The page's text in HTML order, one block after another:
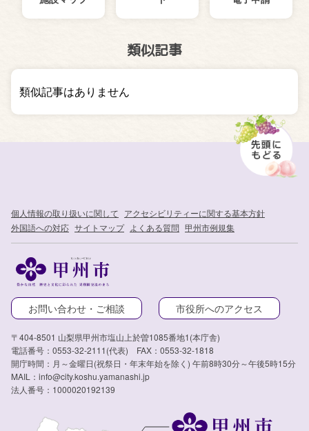
類似記事
類似記事はありません
個人情報の取り扱いに関して アクセシビリティーに関する基本方針
外国語への対応 サイトマップ よくある質問 甲州市例規集
お問い合わせ・ご相談 市役所へのアクセス
〒404-8501 山梨県甲州市塩山上於曽1085番地1(本庁舎)
電話番号：0553-32-2111(代表) FAX：0553-32-1818
開庁時間：月～金曜日(祝祭日・年末年始を除く) 午前8時30分～午後5時15分
MAIL：info@city.koshu.yamanashi.jp
法人番号：1000020192139